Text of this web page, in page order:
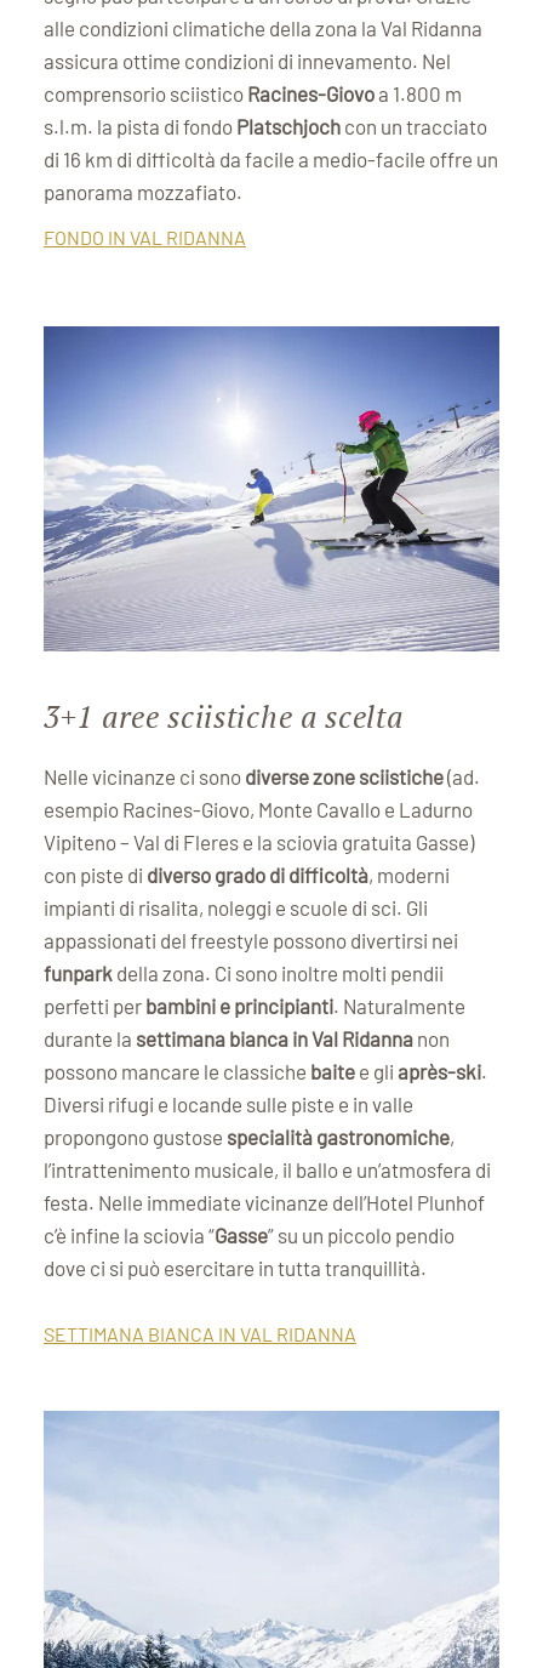
alle condizioni climatiche della zona la Val Ridanna
assicura ottime condizioni di innevamento. Nel
comprensorio sciistico Racines-Giovoa 1.800 m
s.l.m. la pista di fondo Platschjoch con un tracciato
di 16 km di difficoltà da facile a medio-facile offre un
panorama mozzafiato.
FONDO IN VAL RIDANNA
3+1 aree sciistiche a scelta
Nelle vicinanze ci sono diverse zone sciistiche(ad.
esempio Racines-Giovo, Monte Cavallo e Ladurno
Vipiteno – Val di Fleres e la sciovia gratuita Gasse)
con piste di diverso grado di difficoltà, moderni
impianti di risalita, noleggi e scuole di sci. Gli
appassionati del freestyle possono divertirsi nei
funpark della zona. Ci sono inoltre molti pendii
perfetti per bambini e principianti. Naturalmente
durante la settimana bianca in Val Ridanna non
possono mancare le classiche baite e gli après-ski.
Diversi rifugi e locande sulle piste e in valle
propongono gustose specialità gastronomiche,
l’intrattenimento musicale, il ballo e un’atmosfera di
festa. Nelle immediate vicinanze dell’Hotel Plunhof
c’è infine la sciovia “Gasse” su un piccolo pendio
dove ci si può esercitare in tutta tranquillità.
SETTIMANA BIANCA IN VAL RIDANNA